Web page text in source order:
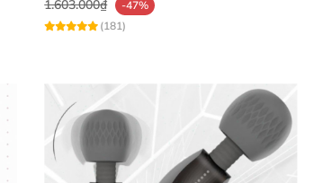
1.603.000₫
-47%
(181)